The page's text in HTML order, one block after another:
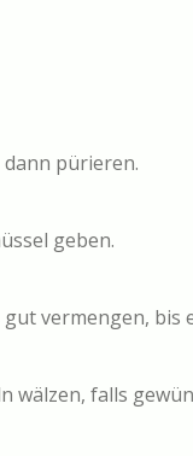
dann pürieren.
geben.
vermengen, bis
wälzen, falls